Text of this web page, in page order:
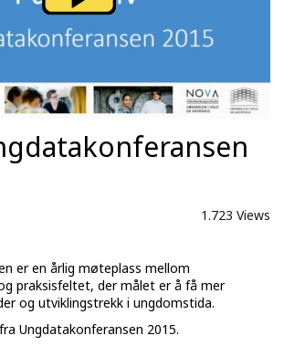
1.723 Views
er en årlig møteplass mellom
praksisfeltet, der målet er å få mer
og utviklingstrekk i ungdomstida.
Ungdatakonferansen 2015.